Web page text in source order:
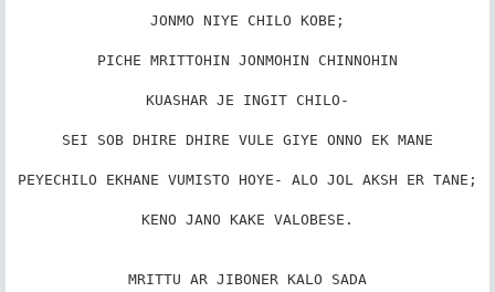
JONMO NIYE CHILO KOBE;
PICHE MRITTOHIN JONMOHIN CHINNOHIN
KUASHAR JE INGIT CHILO-
SEI SOB DHIRE DHIRE VULE GIYE ONNO EK MANE
PEYECHILO EKHANE VUMISTO HOYE- ALO JOL AKSH ER TANE;
KENO JANO KAKE VALOBESE.
MRITTU AR JIBONER KALO SADA